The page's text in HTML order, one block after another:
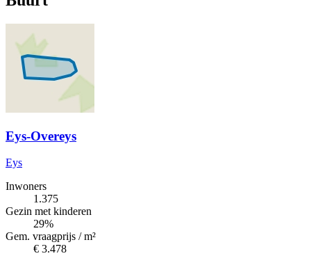
Eys-Overeys
Eys
Inwoners
1.375
Gezin met kinderen
29%
Gem. vraagprijs / m²
€ 3.478